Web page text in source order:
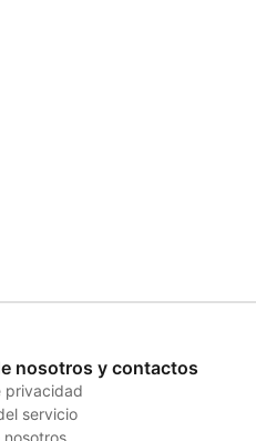
nosotros y contactos
privacidad
servicio